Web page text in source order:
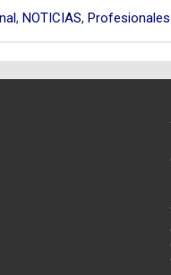
, NOTICIAS, Profesionales